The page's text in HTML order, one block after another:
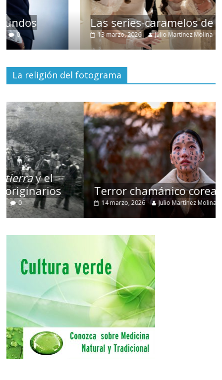
Las series-caramelos de Shondaland
13 marzo, 2026 Julio Martínez Molina 0
La religión del fotograma
Terror chamánico coreano
14 marzo, 2026 Julio Martínez Molina 0